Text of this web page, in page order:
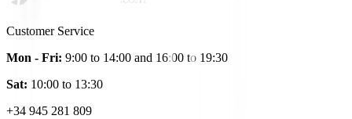
Customer Service
Mon - Fri: 9:00 to 14:00 and 16:00 to 19:30
Sat: 10:00 to 13:30
+34 945 281 809